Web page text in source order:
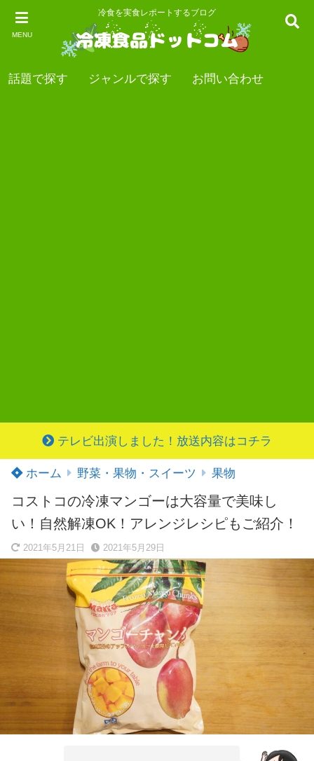
MENU
冷食を実食レポートするブログ
話題で探す ジャンルで探す お問い合わせ
テレビ出演しました！放送内容はコチラ
ホーム 野菜・果物・スイーツ 果物
コストコの冷凍マンゴーは大容量で美味し
い！自然解凍OK！アレンジレシピもご紹介！
2021年5月21日 2021年5月29日